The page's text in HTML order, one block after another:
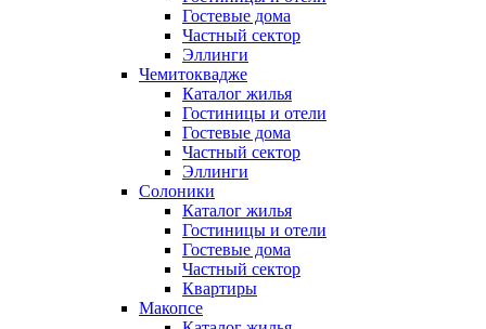
Гостевые дома
Частный сектор
Эллинги
Чемитоквадже
Каталог жилья
Гостиницы и отели
Гостевые дома
Частный сектор
Эллинги
Солоники
Каталог жилья
Гостиницы и отели
Гостевые дома
Частный сектор
Квартиры
Макопсе